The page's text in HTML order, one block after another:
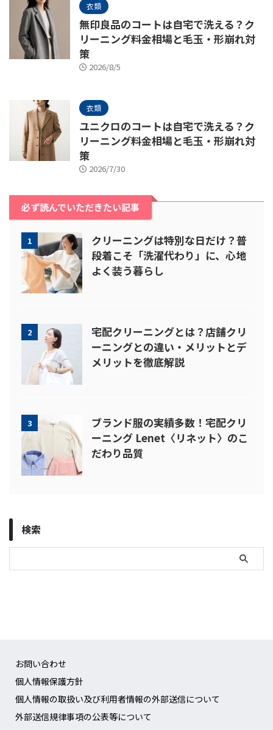
衣類
無印良品のコートは自宅で洗える？ク
リーニング料金相場と毛玉・形崩れ対
策
2026/8/5
衣類
ユニクロのコートは自宅で洗える？ク
リーニング料金相場と毛玉・形崩れ対
策
2026/7/30
必ず読んでいただきたい記事
1
クリーニングは特別な日だけ？普
段着こそ「洗濯代わり」に、心地
よく装う暮らし
2
宅配クリーニングとは？店舗クリ
ーニングとの違い・メリットとデ
メリットを徹底解説
3
ブランド服の実績多数！宅配クリ
ーニング Lenet〈リネット〉のこ
だわり品質
検索
お問い合わせ
個人情報保護方針
個人情報の取扱い及び利用者情報の外部送信について
外部送信規律事項の公表等について